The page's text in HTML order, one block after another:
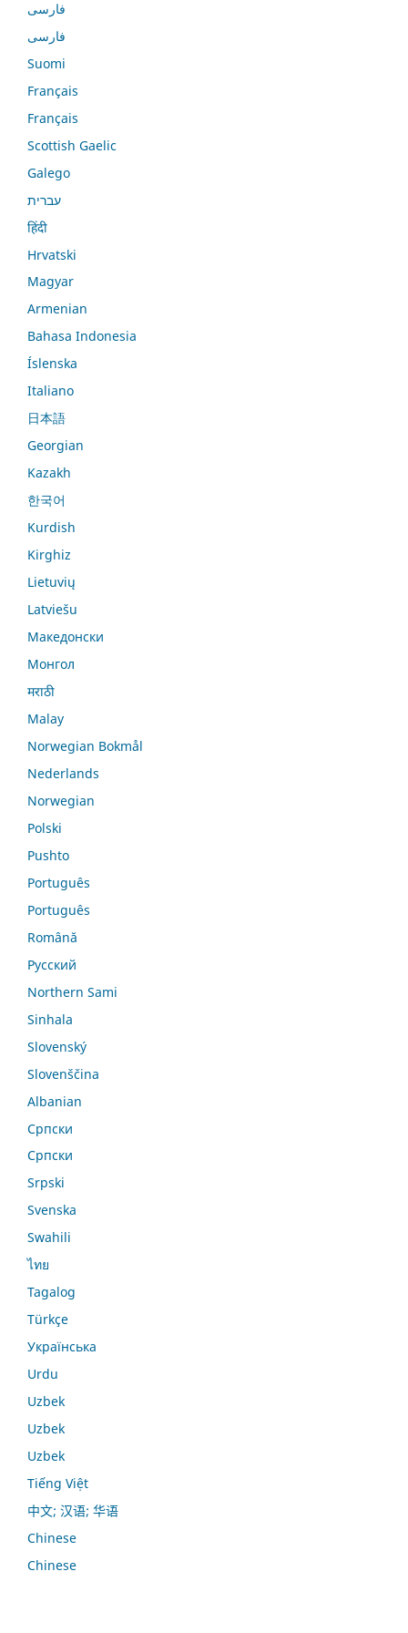
فارسی
فارسی
Suomi
Français
Français
Scottish Gaelic
Galego
עברית
हिंदी
Hrvatski
Magyar
Armenian
Bahasa Indonesia
Íslenska
Italiano
日本語
Georgian
Kazakh
한국어
Kurdish
Kirghiz
Lietuvių
Latviešu
Македонски
Монгол
मराठी
Malay
Norwegian Bokmål
Nederlands
Norwegian
Polski
Pushto
Português
Português
Română
Русский
Northern Sami
Sinhala
Slovenský
Slovenščina
Albanian
Српски
Српски
Srpski
Svenska
Swahili
ไทย
Tagalog
Türkçe
Українська
Urdu
Uzbek
Uzbek
Uzbek
Tiếng Việt
中文; 汉语; 华语
Chinese
Chinese